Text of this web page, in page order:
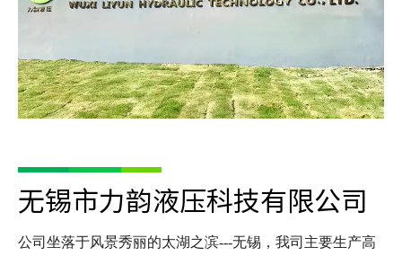
无锡市力韵液压科技有限公司
公司坐落于风景秀丽的太湖之滨---无锡，我司主要生产高